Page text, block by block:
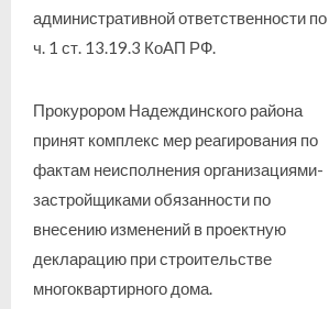
административной ответственности по
ч. 1 ст. 13.19.3 КоАП РФ.
Прокурором Надеждинского района
принят комплекс мер реагирования по
фактам неисполнения организациями-
застройщиками обязанности по
внесению изменений в проектную
декларацию при строительстве
многоквартирного дома.